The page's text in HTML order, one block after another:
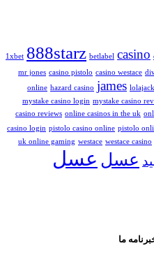
1xbet 888starz betlabel casino
mr jones casino pistolo casino westace
online hazard casino james
mystake casino login mystake casino
casino reviews online casinos in the uk
casino login pistolo casino online pistolo
uk online gaming westace westace casino
عسل عسل
ما